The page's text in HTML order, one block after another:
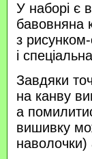
У наборі є
бавовняна
з
і
Завдяки
на канву
а
вишивку